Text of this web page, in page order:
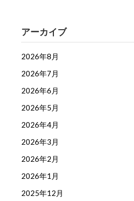
アーカイブ
2026年8月
2026年7月
2026年6月
2026年5月
2026年4月
2026年3月
2026年2月
2026年1月
2025年12月